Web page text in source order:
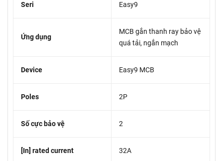
Seri Easy9
Ứng dụng
MCB gắn thanh ray bảo vệ
quá tải, ngắn mạch
Device Easy9 MCB
Poles 2P
Số cực bảo vệ 2
[In] rated current 32A